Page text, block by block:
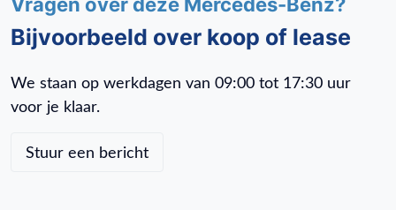
(581)
Combi-instrument met aanduiding gordelstatus achter (U01)
Dakhemel stof zwart (51U)
Digitale radio DAB+ (537)
Draadloos oplaadsysteem voor smartphone vooraan (897)
Bijvoorbeeld over koop of lease
We staan op werkdagen van 09:00 tot 17:30 uur
voor je klaar.
Stuur een bericht